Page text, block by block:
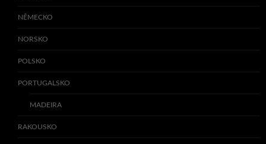
NĚMECKO
NORSKO
POLSKO
PORTUGALSKO
MADEIRA
RAKOUSKO